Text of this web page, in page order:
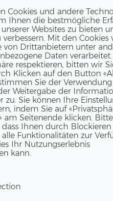
Cookies und andere
Ihnen die bestmögliche
Websites zu bieten
Mit den Cookies
von Drittanbietern unter
Daten
respektieren, bitten wir
Klicken auf den Button
Sie der
Weitergabe der
zu. Sie können Ihre
indem Sie auf
am Seitenende klicken. Bitte
dass Ihnen durch
Funktionalitäten zur
Ihr Nutzungserlebnis
kann.
mar­kiert
den nächs­ten
land. Die
In­for­ma­tio­nen
nel­le
Herz­li­chen
Ge­mein­sam
sam­te Re­gi­on
Neuer
Mehr erfahren